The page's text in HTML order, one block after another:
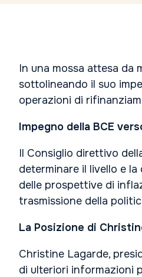
In una mossa attesa da
sottolineando il suo
operazioni di
Impegno della BCE
Il Consiglio direttivo
determinare il livello e
delle prospettive di
trasmissione della
La Posizione di
Christine Lagarde,
di ulteriori informazioni